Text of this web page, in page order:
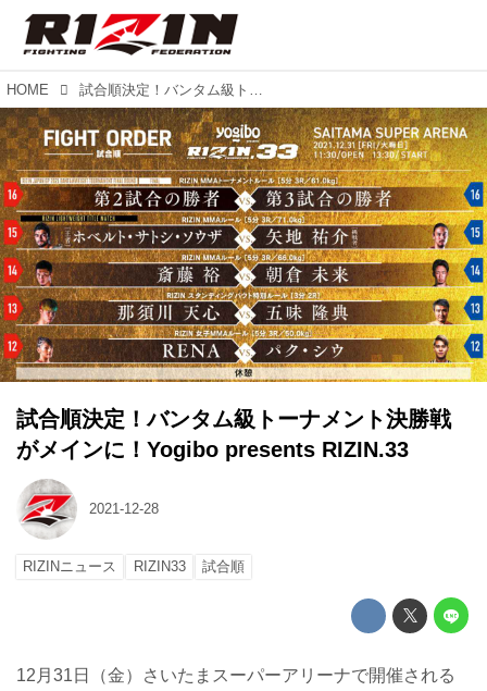
HOME 試合順決定！バンタム級トーナメント決勝戦がメインに！Yogibo presents RIZIN.33
試合順決定！バンタム級トーナメント決勝戦
がメインに！Yogibo presents RIZIN.33
2021-12-28
RIZINニュース RIZIN33 試合順
12月31日（金）さいたまスーパーアリーナで開催される